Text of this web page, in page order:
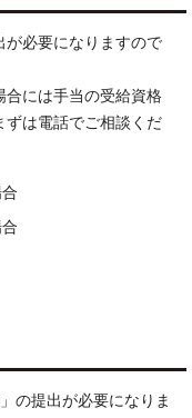
が必要になりますので
合には手当の受給資格
ずは電話でご相談くだ
の提出が必要になりま